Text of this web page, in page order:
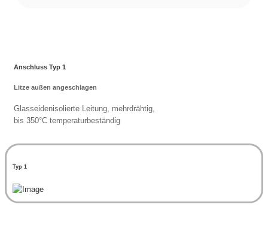
Anschluss Typ 1
Litze außen angeschlagen
Glasseidenisolierte Leitung, mehrdrähtig,
bis 350°C temperaturbeständig
Typ 1